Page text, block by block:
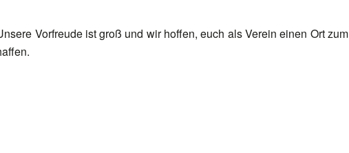
Vorfreude ist groß und wir hoffen, euch als Verein einen Ort zum